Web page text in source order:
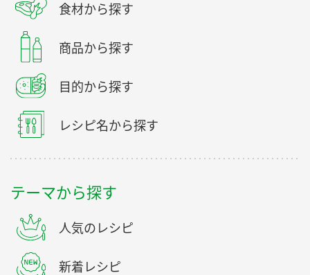
食材から探す
商品から探す
目的から探す
レシピ名から探す
テーマから探す
人気のレシピ
新着レシピ